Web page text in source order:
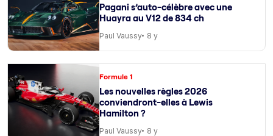
Pagani s’auto-célèbre avec une
Huayra au V12 de 834 ch
Paul Vaussy 8 y
Formule 1
Les nouvelles règles 2026
conviendront-elles à Lewis
Hamilton ?
Paul Vaussy 8 y